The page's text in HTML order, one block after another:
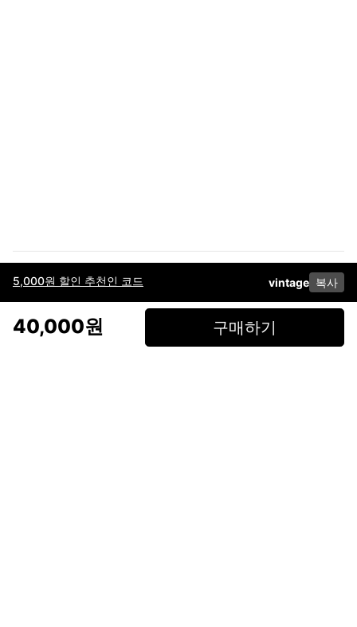
5,000원 할인 추천인 코드 vintage 복사
40,000원 구매하기
이용약관고객센터판매개인정보 처리방침사업자 정보다운로드
페이스북